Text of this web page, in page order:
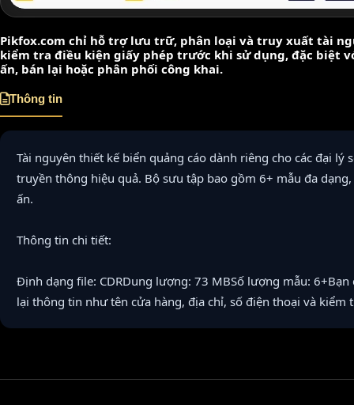
Pikfox.com chỉ hỗ trợ lưu trữ, phân loại và truy xuất tài
kiểm tra điều kiện giấy phép trước khi sử dụng, đặc biệt
ấn, bán lại hoặc phân phối công khai.
Thông tin
Tài nguyên thiết kế biển quảng cáo dành riêng cho các đại lý
truyền thông hiệu quả. Bộ sưu tập bao gồm 6+ mẫu đa
ấn.
Thông tin chi tiết:
Định dạng file: CDRDung lượng: 73 MBSố lượng mẫu:
lại thông tin như tên cửa hàng, địa chỉ, số điện thoại và